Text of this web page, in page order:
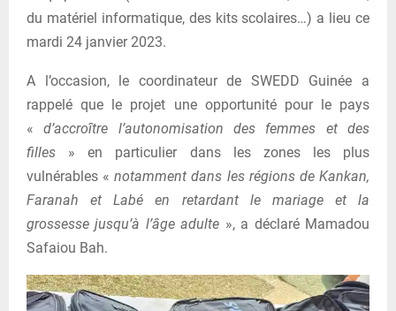
du matériel informatique, des kits scolaires…) a lieu ce
mardi 24 janvier 2023.
A l’occasion, le coordinateur de SWEDD Guinée a
rappelé que le projet une opportunité pour le pays
«d’accroître l’autonomisation des femmes et des
filles » en particulier dans les zones les plus
vulnérables «notamment dans les régions de Kankan,
Faranah et Labé en retardant le mariage et la
grossesse jusqu’à l’âge adulte », a déclaré Mamadou
Safaiou Bah.